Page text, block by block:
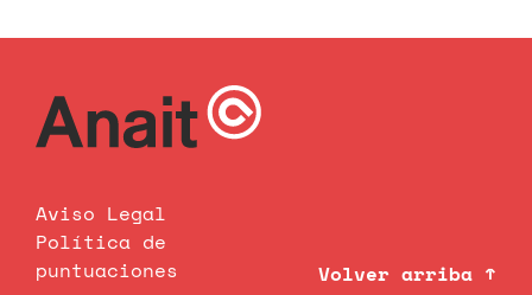
Aviso Legal
Política de
puntuaciones
Volver arriba ↑